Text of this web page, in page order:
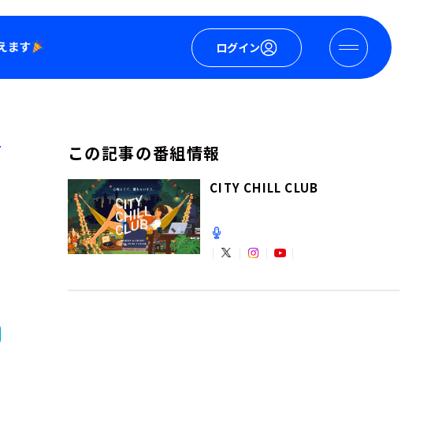
ログイン
この記事の番組情報
CITY CHILL CLUB